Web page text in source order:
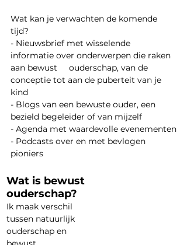
Wat kan je verwachten de komende
tijd?
- Nieuwsbrief met wisselende
informatie over onderwerpen die raken
aan bewust     ouderschap, van de
conceptie tot aan de puberteit van je
kind
- Blogs van een bewuste ouder, een
bezield begeleider of van mijzelf
- Agenda met waardevolle evenementen
- Podcasts over en met bevlogen
pioniers
Wat is bewust
ouderschap?
Ik maak verschil
tussen natuurlijk
ouderschap en